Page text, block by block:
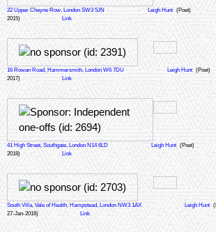
22 Upper Cheyne Row, London SW3 5JN Leigh Hunt (Poet)
2015)
Link
16 Rowan Road, Hammersmith, London W6 7DU Leigh Hunt (Poet)
2017)
Link
41 High Street, Southgate, London N14 6LD Leigh Hunt (Poet)
2018)
Link
South Villa, Vale of Health, Hampstead, London NW3 1AX Leigh Hunt
27-Jan-2018)
Link